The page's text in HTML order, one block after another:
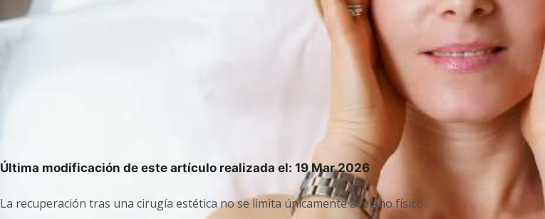
Última modificación de este artículo realizada el: 19 Mar 2026
La recuperación tras una cirugía estética no se limita únicamente al plano físico.